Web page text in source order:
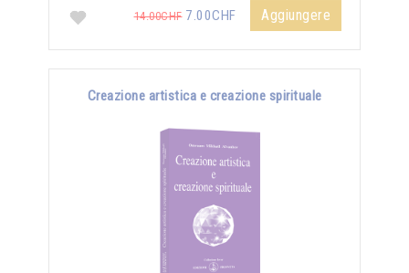
14.00CHF7.00CHF Aggiungere
Creazione artistica e creazione spirituale